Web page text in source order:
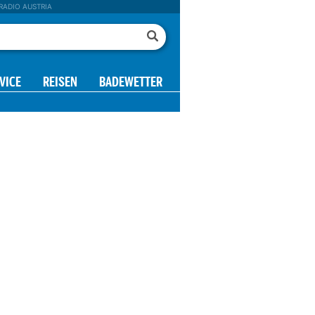
RADIO AUSTRIA
REISEN BADEWETTER